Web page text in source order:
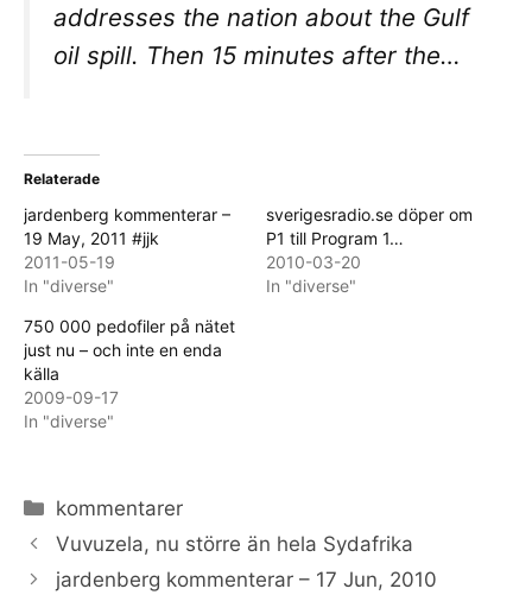
addresses the nation about the Gulf
oil spill. Then 15 minutes after the…
Relaterade
jardenberg kommenterar –
19 May, 2011 #jjk
2011-05-19
In "diverse"
sverigesradio.se döper om
P1 till Program 1…
2010-03-20
In "diverse"
750 000 pedofiler på nätet
just nu – och inte en enda
källa
2009-09-17
In "diverse"
Categories
kommentarer
Vuvuzela, nu större än hela Sydafrika
jardenberg kommenterar – 17 Jun, 2010